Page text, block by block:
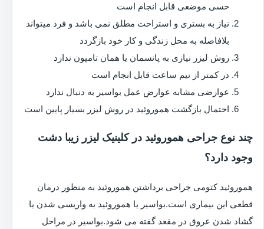
حسی موضعی قابل انجام است
نیاز به بستری و استراحت مطلق نمی باشد و فرد میتواند
بلافاصله به محل زندگی و کار خود بازگردد
روش لیزر نیازی به پانسمان یا همان تامپون ندارد
در کمتر از نیم ساعت قابل انجام است
عوارضی مشابه عوارض عمل بواسیر به دنبال ندارد
احتمال بازگشت هموروئید در روش لیزر بسیار پایین است
چند نوع جراحی هموروئید در کلینیک لیزر زیبا دشت
وجود دارد؟
هموروئید کتومی جراحی برداشتن هموروئید به منظور درمان
قطعی این بیماری است.بواسیر یا هموروئید به واریسی شدن یا
گشاد شدن عروق در مقعد گفته می شود.بواسیر در مراحل